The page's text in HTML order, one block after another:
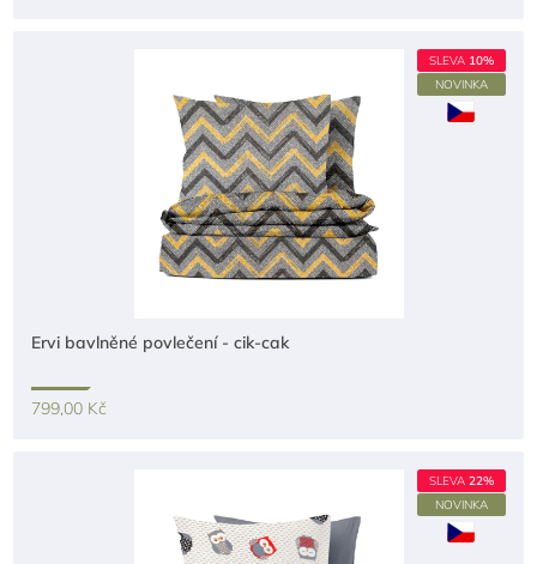
SLEVA 10%
NOVINKA
Ervi bavlněné povlečení - cik-cak
799,00 Kč
SLEVA 22%
NOVINKA